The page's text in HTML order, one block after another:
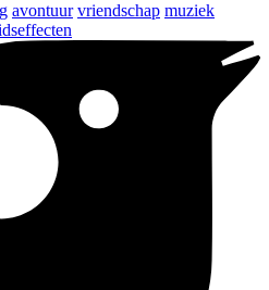
avontuur vriendschap muziek